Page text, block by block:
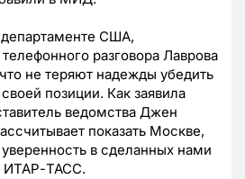
США,
разговора Лаврова
не теряют надежды убедить
позиции. Как заявила
ведомства Джен
показать Москве,
в сделанных нами
ИТАР-ТАСС.